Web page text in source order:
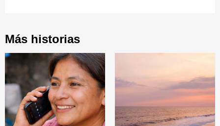
Más historias